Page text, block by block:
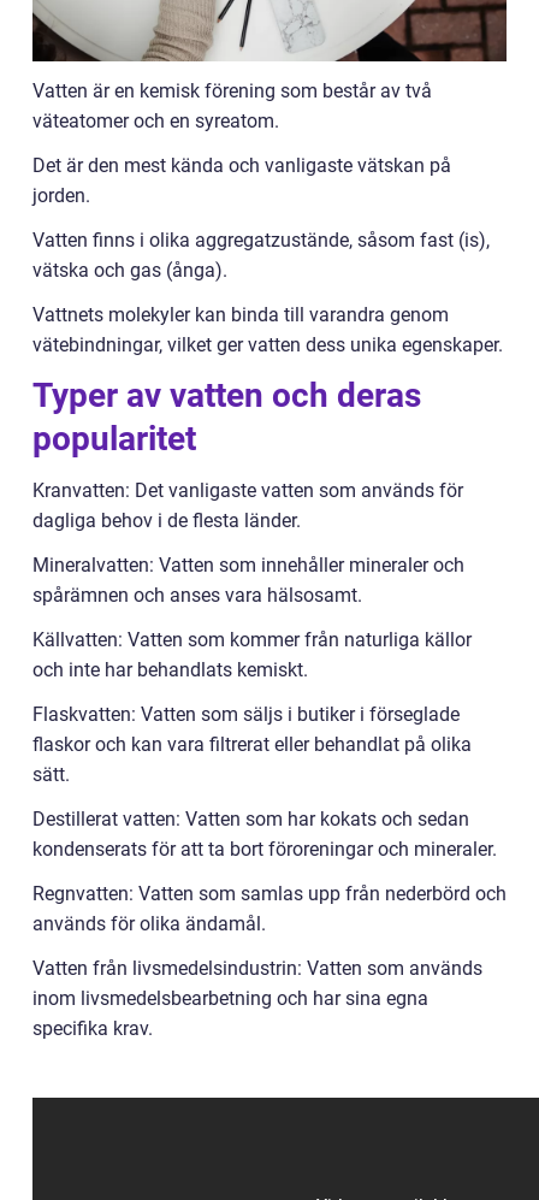
Vatten är en kemisk förening som består av två
väteatomer och en syreatom.
Det är den mest kända och vanligaste vätskan på
jorden.
Vatten finns i olika aggregatzustände, såsom fast (is),
vätska och gas (ånga).
Vattnets molekyler kan binda till varandra genom
vätebindningar, vilket ger vatten dess unika egenskaper.
Typer av vatten och deras
popularitet
Kranvatten: Det vanligaste vatten som används för
dagliga behov i de flesta länder.
Mineralvatten: Vatten som innehåller mineraler och
spårämnen och anses vara hälsosamt.
Källvatten: Vatten som kommer från naturliga källor
och inte har behandlats kemiskt.
Flaskvatten: Vatten som säljs i butiker i förseglade
flaskor och kan vara filtrerat eller behandlat på olika
sätt.
Destillerat vatten: Vatten som har kokats och sedan
kondenserats för att ta bort föroreningar och mineraler.
Regnvatten: Vatten som samlas upp från nederbörd och
används för olika ändamål.
Vatten från livsmedelsindustrin: Vatten som används
inom livsmedelsbearbetning och har sina egna
specifika krav.